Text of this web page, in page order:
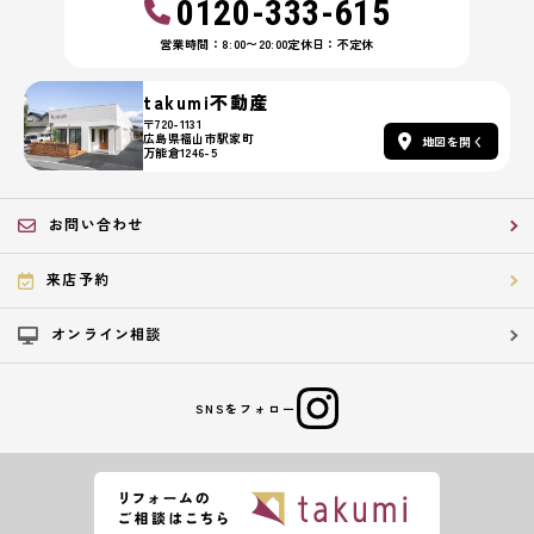
0120-333-615
営業時間：8:00〜20:00定休日：不定休
takumi不動産
〒720-1131
広島県福山市駅家町
万能倉1246-5
地図を開く
お問い合わせ
来店予約
オンライン相談
SNSをフォロー